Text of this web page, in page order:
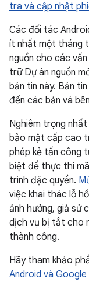
tra và cập nhật
Các đối tác
ít nhất một tháng
nguồn cho các
trữ Dự án nguồn
bản tin này. Bản
đến các bản vá
Nghiêm trọng
bảo mật cấp cao
phép kẻ tấn công
biệt để thực thi
trình đặc quyền.
việc khai thác lỗ
ảnh hưởng, giả sử
dịch vụ bị tắt cho
thành công.
Hãy tham khảo
Android và